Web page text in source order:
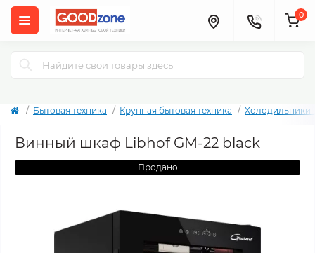
0
Бытовая техника Крупная бытовая техника Холодильники
Винный шкаф Libhof GM-22 black
Продано